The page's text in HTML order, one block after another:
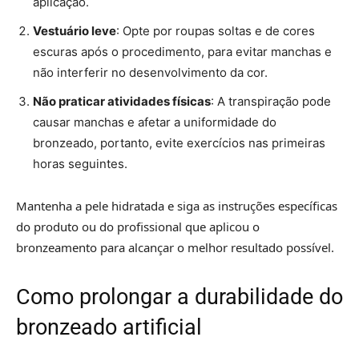
Vestuário leve: Opte por roupas soltas e de cores
escuras após o procedimento, para evitar manchas e
não interferir no desenvolvimento da cor.
Não praticar atividades físicas: A transpiração pode
causar manchas e afetar a uniformidade do
bronzeado, portanto, evite exercícios nas primeiras
horas seguintes.
Mantenha a pele hidratada e siga as instruções específicas
do produto ou do profissional que aplicou o
bronzeamento para alcançar o melhor resultado possível.
Como prolongar a durabilidade do
bronzeado artificial